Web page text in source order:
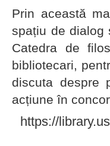
Prin această
spațiu de dialog
Catedra de
bibliotecari,
discuta despre
acțiune în
https://